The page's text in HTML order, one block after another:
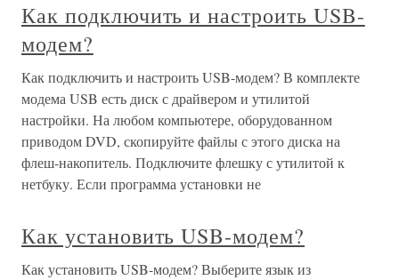
Как подключить и настроить USB-
модем?
Как подключить и настроить USB-модем? В комплекте
модема USB есть диск с драйвером и утилитой
настройки. На любом компьютере, оборудованном
приводом DVD, скопируйте файлы с этого диска на
флеш-накопитель. Подключите флешку с утилитой к
нетбуку. Если программа установки не
Как установить USB-модем?
Как установить USB-модем? Выберите язык из